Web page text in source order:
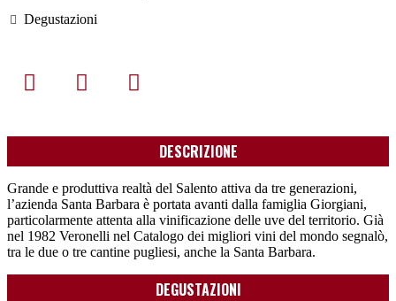
Degustazioni
DESCRIZIONE
Grande e produttiva realtà del Salento attiva da tre generazioni,
l’azienda Santa Barbara è portata avanti dalla famiglia Giorgiani,
particolarmente attenta alla vinificazione delle uve del territorio. Già
nel 1982 Veronelli nel Catalogo dei migliori vini del mondo segnalò,
tra le due o tre cantine pugliesi, anche la Santa Barbara.
DEGUSTAZIONI